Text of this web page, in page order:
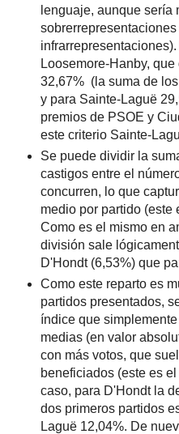
lenguaje, aunque sería
sobrerrepresentaciones
Loosemore-Hanby,
32,67% (la suma de
y para Sainte-Laguë
premios de PSOE y
este criterio Sainte-
Se puede dividir la
castigos entre el
concurren, lo que
medio por partido (este
Como es el mismo en
división sale
D'Hondt (6,53%) que
Como este reparto es
partidos presentados,
índice que
medias (en valor
con más votos, que
beneficiados (este es
caso, para D'Hondt la
dos primeros partidos
Laguë 12,04%. De